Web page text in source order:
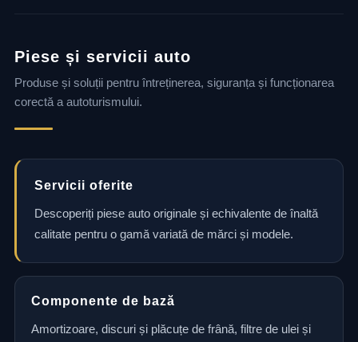
Piese și servicii auto
Produse și soluții pentru întreținerea, siguranța și funcționarea
corectă a autoturismului.
Servicii oferite
Descoperiți piese auto originale și echivalente de înaltă
calitate pentru o gamă variată de mărci și modele.
Componente de bază
Amortizoare, discuri și plăcuțe de frână, filtre de ulei și